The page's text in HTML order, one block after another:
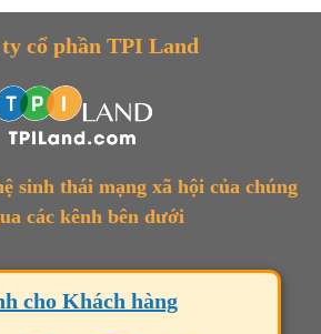
ty cổ phần TPI Land
sinh thái mạng xã hội của chúng
các kênh bên dưới
cho Khách hàng